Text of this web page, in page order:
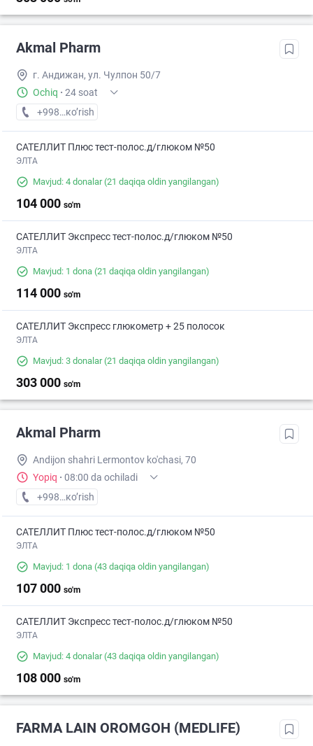
Akmal Pharm
г. Андижан, ул. Чулпон 50/7
Ochiq · 24 soat
+998 (91) XXX-XX-XX
кo’rish
САТЕЛЛИТ Плюс тест-полос.д/глюком №50
ЭЛТА
Mavjud: 4 donalar(21 daqiqa oldin yangilangan)
104 000 so'm
САТЕЛЛИТ Экспресс тест-полос.д/глюком №50
ЭЛТА
Mavjud: 1 dona (21 daqiqa oldin yangilangan)
114 000 so'm
САТЕЛЛИТ Экспресс глюкометр + 25 полосок
ЭЛТА
Mavjud: 3 donalar(21 daqiqa oldin yangilangan)
303 000 so'm
Akmal Pharm
Andijon shahri Lermontov ko'chasi, 70
Yopiq · 08:00 da ochiladi
+998 (90) XXX-XX-XX
кo’rish
САТЕЛЛИТ Плюс тест-полос.д/глюком №50
ЭЛТА
Mavjud: 1 dona (43 daqiqa oldin yangilangan)
107 000 so'm
САТЕЛЛИТ Экспресс тест-полос.д/глюком №50
ЭЛТА
Mavjud: 4 donalar(43 daqiqa oldin yangilangan)
108 000 so'm
FARMA LAIN OROMGOH (MEDLIFE)